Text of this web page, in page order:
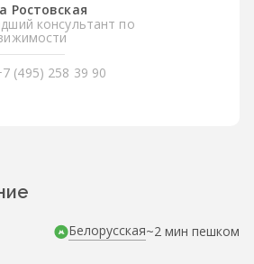
Ростовская
консультант по
(495) 258 39 90
Белорусская~2 мин пешком